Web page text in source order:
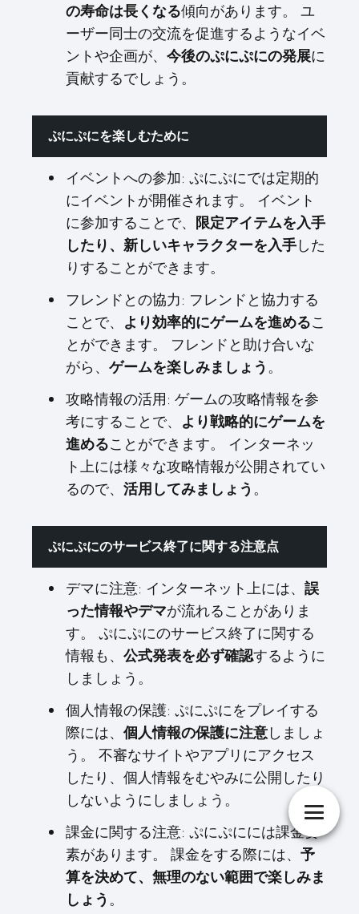
の寿命は長くなる傾向があります。 ユ
ーザー同士の交流を促進するようなイベ
ントや企画が、
今後のぷにぷにの発展に
貢献するでしょう。
ぷにぷにを楽しむために
イベントへの参加: ぷにぷにでは定期的
にイベントが開催されます。 イベント
に参加することで、
限定アイテムを入手
したり、新しいキャラクターを入手 した
りすることができます。
フレンドとの協力: フレンドと協力する
ことで、
より効率的にゲームを進めるこ
とができます。 フレンドと助け合いな
がら、
ゲームを楽しみましょう 。
攻略情報の活用: ゲームの攻略情報を参
考にすることで、
より戦略的にゲームを
進めることができます。 インターネッ
ト上には様々な攻略情報が公開されてい
るので、
活用してみましょう 。
ぷにぷにのサービス終了に関する注意点
デマに注意: インターネット上には、
誤
った情報やデマが流れることがありま
す。 ぷにぷにのサービス終了に関する
情報も、
公式発表を必ず確認するように
しましょう。
個人情報の保護: ぷにぷにをプレイする
際には、
個人情報の保護に注意 しましょ
う。 不審なサイトやアプリにアクセス
したり、個人情報をむやみに公開したり
しないようにしましょう。
課金に関する注意: ぷにぷにには課金要
素があります。 課金をする際には、
予
算を決めて、無理のない範囲で楽しみま
しょう 。